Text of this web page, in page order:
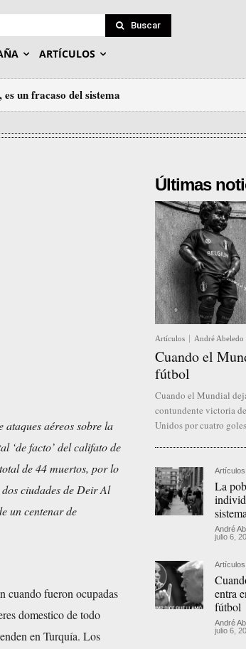
Buscar
ARTÍCULOS
un fracaso del sistema
aéreos sobre la
‘de facto’ del califato de
de 44 muertos, por lo
ciudades de Deir Al
un centenar de
cuando fueron ocupadas
domestico de todo
en Turquía. Los
Últimas
Artículos André Abeledo
Cuando el
fútbol
Cuando el Mundial
contundente victoria
Unidos por cuatro
Artículos
La
André
julio 6,
Artículos
entra
fútbol
André
julio 6,